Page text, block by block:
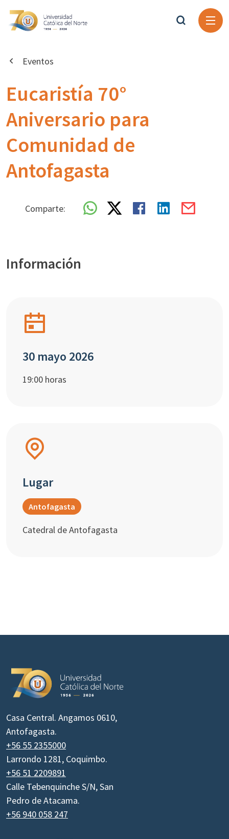
Eventos
Eucaristía 70°
Aniversario para
Comunidad de
Antofagasta
Comparte:
Información
30 mayo 2026
19:00 horas
Lugar
Antofagasta
Catedral de Antofagasta
Casa Central. Angamos 0610,
Antofagasta.
+56 55 2355000
Larrondo 1281, Coquimbo.
+56 51 2209891
Calle Tebenquinche S/N, San
Pedro de Atacama.
+56 940 058 247